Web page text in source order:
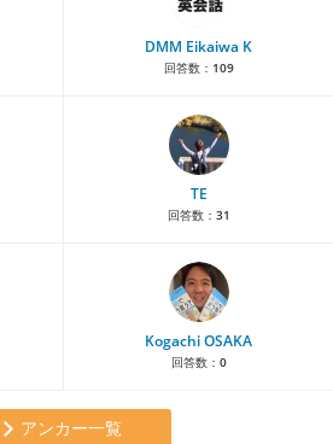
DMM Eikaiwa K
回答数： 109
TE
回答数： 31
Kogachi OSAKA
回答数： 0
アンカー一覧